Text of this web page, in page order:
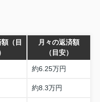
（目
月々の返済額
（目安）
約6.25万円
約8.3万円